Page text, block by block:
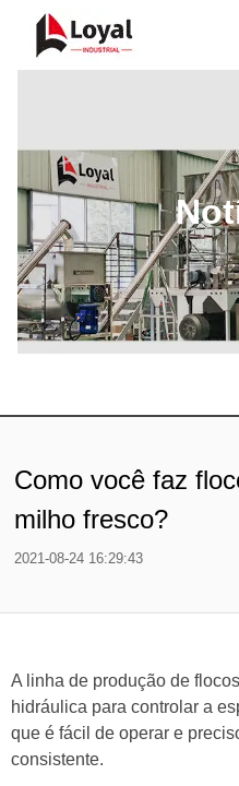
Como você faz
milho fresco?
2021-08-24 16:29:43
A linha de produção de
hidráulica para controlar a
que é fácil de operar e
consistente.